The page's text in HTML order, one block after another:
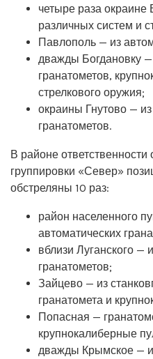
четыре раза окраине
различных систем и
Павлополь — из
дважды Богдановку —
гранатометов,
стрелкового оружия;
окраины Гнутово —
гранатометов.
В районе ответственности
группировки «Север»
обстреляны 10 раз:
район населенного
автоматических
вблизи Луганского —
гранатометов;
Зайцево — из
гранатомета и
Попасная —
крупнокалиберные
дважды Крымское —